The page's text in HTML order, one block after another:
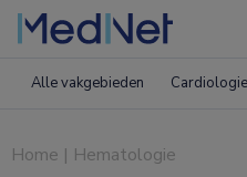
Alle vakgebieden Cardiologie
Home | Hematologie